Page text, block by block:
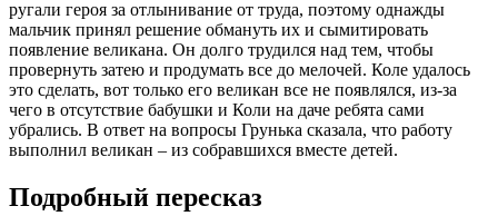
ругали героя за отлынивание от труда, поэтому однажды
мальчик принял решение обмануть их и сымитировать
появление великана. Он долго трудился над тем, чтобы
провернуть затею и продумать все до мелочей. Коле удалось
это сделать, вот только его великан все не появлялся, из-за
чего в отсутствие бабушки и Коли на даче ребята сами
убрались. В ответ на вопросы Грунька сказала, что работу
выполнил великан – из собравшихся вместе детей.
Подробный пересказ